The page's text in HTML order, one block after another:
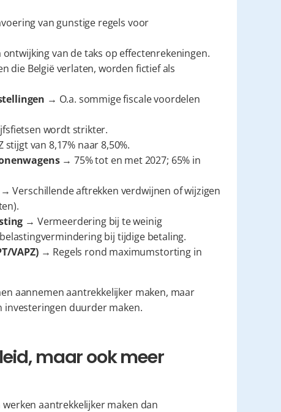
van gunstige regels voor
van de taks op effectenrekeningen.
die België verlaten, worden fictief als
→ O.a. sommige fiscale voordelen
wordt strikter.
van 8,17% naar 8,50%.
→ 75% tot en met 2027; 65% in
Verschillende aftrekken verdwijnen of wijzigen
→ Vermeerdering bij te weinig
bij tijdige betaling.
VAPZ) → Regels rond maximumstorting in
aannemen aantrekkelijker maken, maar
investeringen duurder maken.
maar ook meer
aantrekkelijker maken dan